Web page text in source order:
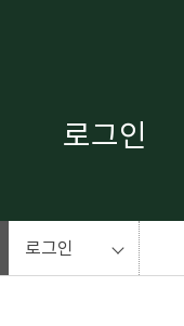
로그인
로그인